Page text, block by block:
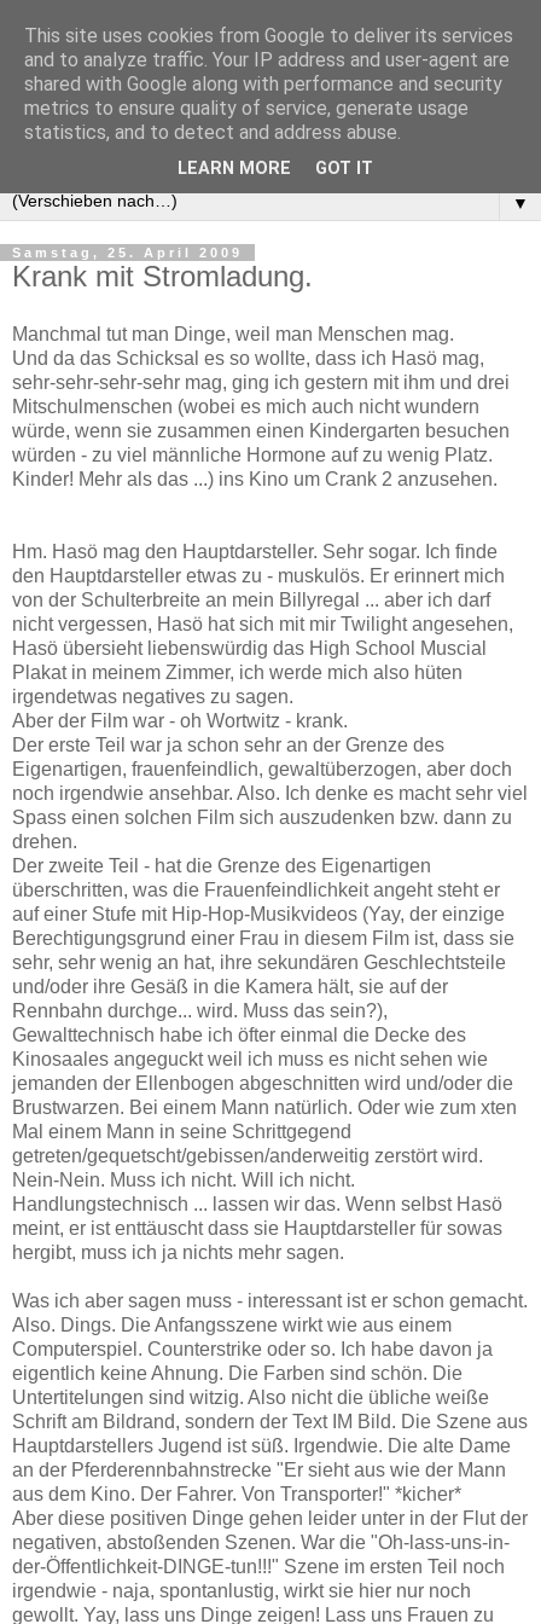
▼
Samstag, 25. April 2009
Krank mit Stromladung.
Manchmal tut man Dinge, weil man Menschen mag.
Und da das Schicksal es so wollte, dass ich Hasö mag,
sehr-sehr-sehr-sehr mag, ging ich gestern mit ihm und drei
Mitschulmenschen (wobei es mich auch nicht wundern
würde, wenn sie zusammen einen Kindergarten besuchen
würden - zu viel männliche Hormone auf zu wenig Platz.
Kinder! Mehr als das ...) ins Kino um Crank 2 anzusehen.
Hm. Hasö mag den Hauptdarsteller. Sehr sogar. Ich finde
den Hauptdarsteller etwas zu - muskulös. Er erinnert mich
von der Schulterbreite an mein Billyregal ... aber ich darf
nicht vergessen, Hasö hat sich mit mir Twilight angesehen,
Hasö übersieht liebenswürdig das High School Muscial
Plakat in meinem Zimmer, ich werde mich also hüten
irgendetwas negatives zu sagen.
Aber der Film war - oh Wortwitz - krank.
Der erste Teil war ja schon sehr an der Grenze des
Eigenartigen, frauenfeindlich, gewaltüberzogen, aber doch
noch irgendwie ansehbar. Also. Ich denke es macht sehr viel
Spass einen solchen Film sich auszudenken bzw. dann zu
drehen.
Der zweite Teil - hat die Grenze des Eigenartigen
überschritten, was die Frauenfeindlichkeit angeht steht er
auf einer Stufe mit Hip-Hop-Musikvideos (Yay, der einzige
Berechtigungsgrund einer Frau in diesem Film ist, dass sie
sehr, sehr wenig an hat, ihre sekundären Geschlechtsteile
und/oder ihre Gesäß in die Kamera hält, sie auf der
Rennbahn durchge... wird. Muss das sein?),
Gewalttechnisch habe ich öfter einmal die Decke des
Kinosaales angeguckt weil ich muss es nicht sehen wie
jemanden der Ellenbogen abgeschnitten wird und/oder die
Brustwarzen. Bei einem Mann natürlich. Oder wie zum xten
Mal einem Mann in seine Schrittgegend
getreten/gequetscht/gebissen/anderweitig zerstört wird.
Nein-Nein. Muss ich nicht. Will ich nicht.
Handlungstechnisch ... lassen wir das. Wenn selbst Hasö
meint, er ist enttäuscht dass sie Hauptdarsteller für sowas
hergibt, muss ich ja nichts mehr sagen.
Was ich aber sagen muss - interessant ist er schon gemacht.
Also. Dings. Die Anfangsszene wirkt wie aus einem
Computerspiel. Counterstrike oder so. Ich habe davon ja
eigentlich keine Ahnung. Die Farben sind schön. Die
Untertitelungen sind witzig. Also nicht die übliche weiße
Schrift am Bildrand, sondern der Text IM Bild. Die Szene aus
Hauptdarstellers Jugend ist süß. Irgendwie. Die alte Dame
an der Pferderennbahnstrecke "Er sieht aus wie der Mann
aus dem Kino. Der Fahrer. Von Transporter!" *kicher*
Aber diese positiven Dinge gehen leider unter in der Flut der
negativen, abstoßenden Szenen. War die "Oh-lass-uns-in-
der-Öffentlichkeit-DINGE-tun!!!" Szene im ersten Teil noch
irgendwie - naja, spontanlustig, wirkt sie hier nur noch
gewollt. Yay, lass uns Dinge zeigen! Lass uns Frauen zu
This site uses cookies from Google to deliver its services
and to analyze traffic. Your IP address and user-agent are
shared with Google along with performance and security
metrics to ensure quality of service, generate usage
statistics, and to detect and address abuse.
LEARN MORE GOT IT